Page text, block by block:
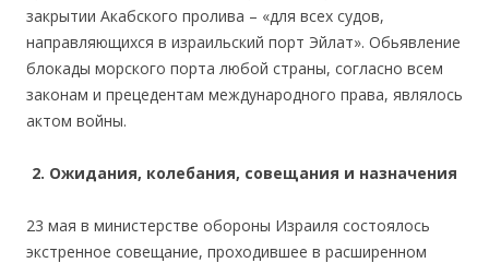
закрытии Акабского пролива – «для всех судов,
направляющихся в израильский порт Эйлат». Обьявление
блокады морского порта любой страны, согласно всем
законам и прецедентам международного права, являлось
актом войны.
2. Ожидания, колебания, совещания и назначения
23 мая в министерстве обороны Израиля состоялось
экстренное совещание, проходившее в расширенном